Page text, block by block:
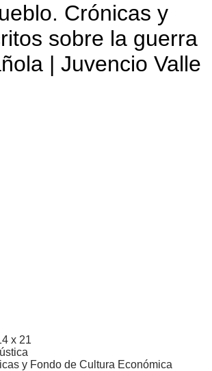
Crónicas y
sobre la guerra
| Juvencio Valle
x 21
y Fondo de Cultura Económica